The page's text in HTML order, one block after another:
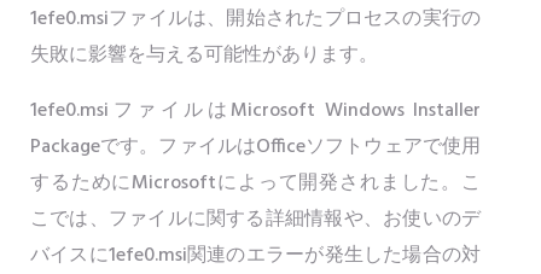
1efe0.msiファイルは、開始されたプロセスの実行の
失敗に影響を与える可能性があります。
1efe0.msiファイルはMicrosoft Windows Installer
Packageです。ファイルはOfficeソフトウェアで使用
するためにMicrosoftによって開発されました。こ
こでは、ファイルに関する詳細情報や、お使いのデ
バイスに1efe0.msi関連のエラーが発生した場合の対